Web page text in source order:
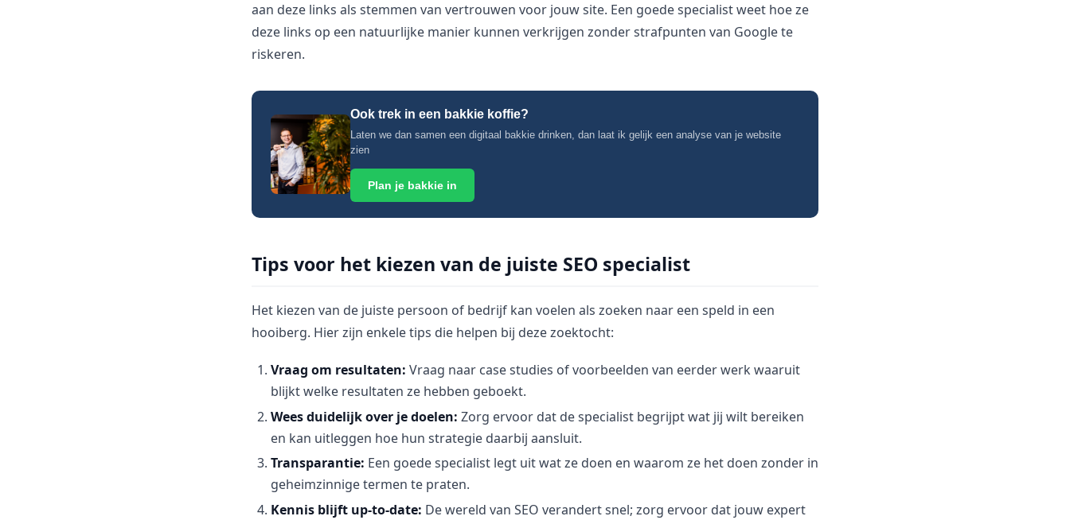
aan deze links als stemmen van vertrouwen voor jouw site. Een goede specialist weet hoe ze
deze links op een natuurlijke manier kunnen verkrijgen zonder strafpunten van Google te
riskeren.
Ook trek in een bakkie koffie?
Laten we dan samen een digitaal bakkie drinken, dan laat ik gelijk een analyse van je website
zien
Plan je bakkie in
Tips voor het kiezen van de juiste SEO specialist
Het kiezen van de juiste persoon of bedrijf kan voelen als zoeken naar een speld in een
hooiberg. Hier zijn enkele tips die helpen bij deze zoektocht:
Vraag om resultaten: Vraag naar case studies of voorbeelden van eerder werk waaruit
blijkt welke resultaten ze hebben geboekt.
Wees duidelijk over je doelen: Zorg ervoor dat de specialist begrijpt wat jij wilt bereiken
en kan uitleggen hoe hun strategie daarbij aansluit.
Transparantie: Een goede specialist legt uit wat ze doen en waarom ze het doen zonder in
geheimzinnige termen te praten.
Kennis blijft up-to-date: De wereld van SEO verandert snel; zorg ervoor dat jouw expert